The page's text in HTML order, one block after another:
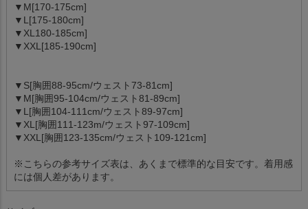
▼M[170-175cm]
▼L[175-180cm]
▼XL180-185cm]
▼XXL[185-190cm]
▼S[胸囲88-95cm/ウェスト73-81cm]
▼M[胸囲95-104cm/ウェスト81-89cm]
▼L[胸囲104-111cm/ウェスト89-97cm]
▼XL[胸囲111-123m/ウェスト97-109cm]
▼XXL[胸囲123-135cm/ウェスト109-121cm]
※こちらの参考サイズ表は、あくまで標準的な目安です。着用感
には個人差があります。